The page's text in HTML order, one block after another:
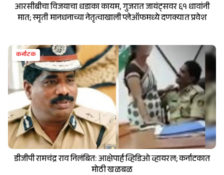
आरसीबीचा विजयाचा धडाका कायम, गुजरात जायंट्सवर ६१ धावांनी
मात; स्मृती मानधनाच्या नेतृत्वाखाली प्लेऑफमध्ये दणक्यात प्रवेश
कर्नाटक
डीजीपी रामचंद्र राव निलंबित: आक्षेपार्ह व्हिडिओ व्हायरल; कर्नाटकात
मोठी खळबळ